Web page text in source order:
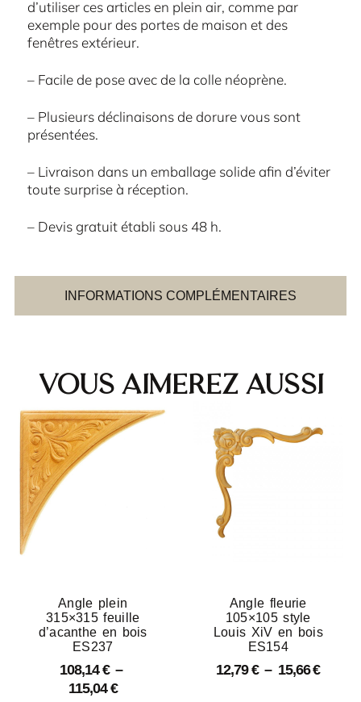
INFORMATIONS COMPLÉMENTAIRES
d’utiliser ces articles en plein air, comme par
exemple pour des portes de maison et des
fenêtres extérieur.
– Facile de pose avec de la colle néoprène.
– Plusieurs déclinaisons de dorure vous sont
présentées.
– Livraison dans un emballage solide afin d’éviter
toute surprise à réception.
– Devis gratuit établi sous 48 h.
Vous aimerez aussi
Angle plein
315×315 feuille
d’acanthe en bois
ES237
108,14€ –
115,04€
Angle fleurie
105×105 style
Louis XiV en bois
ES154
12,79€ – 15,66€